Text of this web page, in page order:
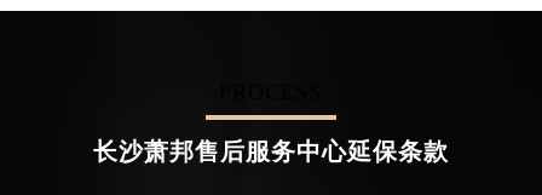
长沙萧邦售后服务中心延保条款